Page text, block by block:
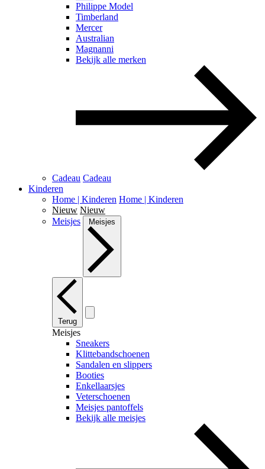
Philippe Model
Timberland
Mercer
Australian
Magnanni
Bekijk alle merken
Cadeau Cadeau
Kinderen
Home | Kinderen Home | Kinderen
Nieuw Nieuw
Meisjes
Meisjes
Terug
Meisjes
Sneakers
Klittebandschoenen
Sandalen en slippers
Booties
Enkellaarsjes
Veterschoenen
Meisjes pantoffels
Bekijk alle meisjes